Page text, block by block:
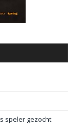
speler gezocht